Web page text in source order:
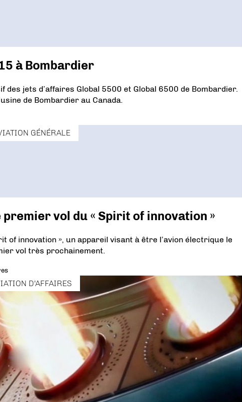
à Bombardier
jets d’affaires Global 5500 et Global 6500 de Bombardier.
de Bombardier au Canada.
GÉNÉRALE
vol du « Spirit of innovation »
of innovation », un appareil visant à être l’avion électrique le
vol très prochainement.
D'AFFAIRES